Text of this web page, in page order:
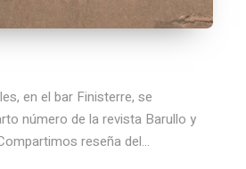
en el bar Finisterre, se
número de la revista Barullo y
reseña del...